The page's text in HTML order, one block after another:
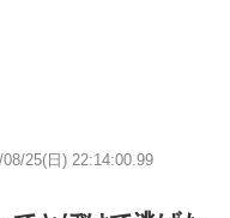
08/25(日) 22:14:00.99